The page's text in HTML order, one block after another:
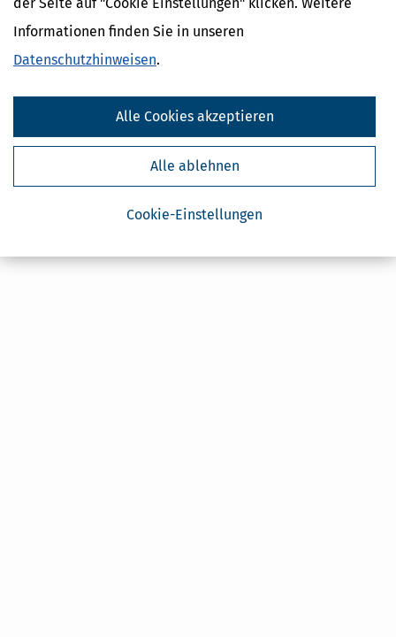
Informationen finden Sie in unseren
Datenschutzhinweisen.
Cookie-Einstellungen
Alle ablehnen
Alle Cookies akzeptieren
Steuertipps
Ja, ich möchte die kostenlosen Newsletter
von Steuertipps abonnieren. Die
habe ich gelesen.
Meine Einwilligung kann ich jederzeit durch